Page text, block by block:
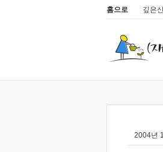
홈으로 깊은
2004년